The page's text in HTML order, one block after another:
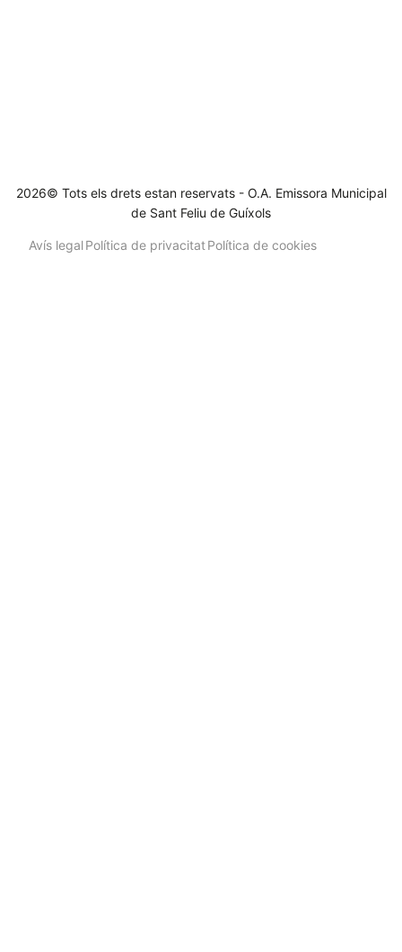
2026© Tots els drets estan reservats - O.A. Emissora Municipal
de Sant Feliu de Guíxols
Avís legalPolítica de privacitatPolítica de cookies